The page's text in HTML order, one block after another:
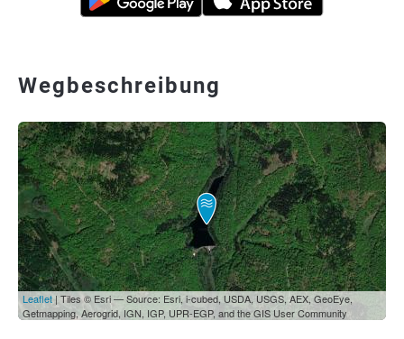
Wegbeschreibung
Leaflet | Tiles © Esri — Source: Esri, i-cubed, USDA, USGS, AEX, GeoEye,
Getmapping, Aerogrid, IGN, IGP, UPR-EGP, and the GIS User Community